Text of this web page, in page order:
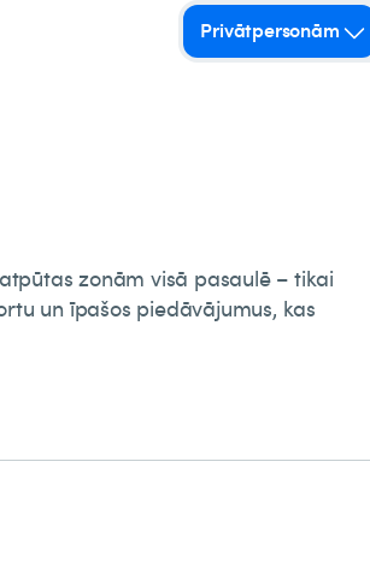
Privātpersonām
zonām visā pasaulē – tikai
un īpašos piedāvājumus, kas